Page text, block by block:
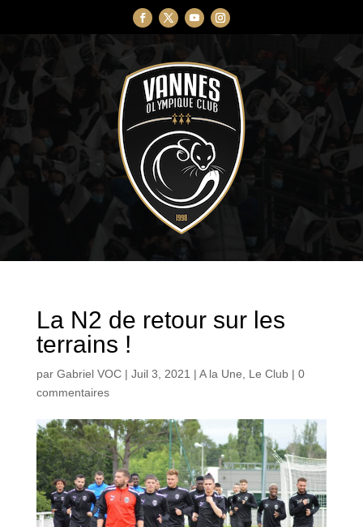
La N2 de retour sur les
terrains !
par Gabriel VOC| Juil 3, 2021 | A la Une, Le Club| 0
commentaires